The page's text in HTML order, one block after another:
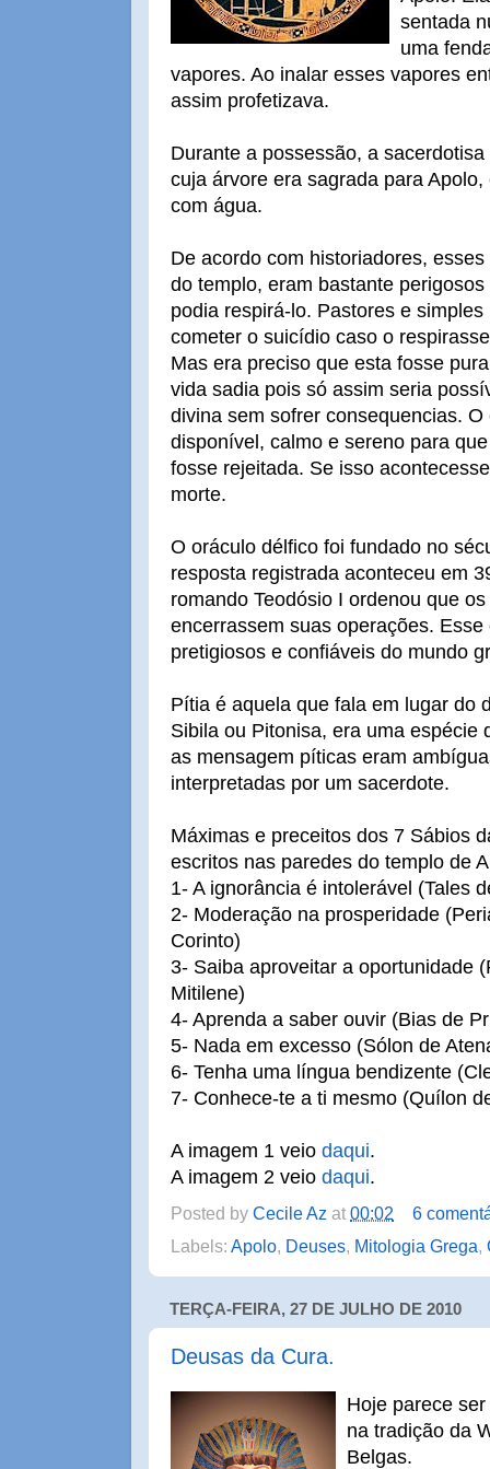
sentada
uma
vapores. Ao inalar esses vapores
assim profetizava.
Durante a possessão, a
cuja árvore era sagrada para
com água.
De acordo com historiadores,
do templo, eram bastante
podia respirá-lo. Pastores e
cometer o suicídio caso o
Mas era preciso que esta fosse
vida sadia pois só assim seria
divina sem sofrer consequencias.
disponível, calmo e sereno para
fosse rejeitada. Se isso
morte.
O oráculo délfico foi fundado no
resposta registrada aconteceu em
romando Teodósio I ordenou que
encerrassem suas operações.
pretigiosos e confiáveis do mundo
Pítia é aquela que fala em lugar do
Sibila ou Pitonisa, era uma espécie
as mensagem píticas eram
interpretadas por um sacerdote.
Máximas e preceitos dos 7 Sábios
escritos nas paredes do templo de
1- A ignorância é intolerável (Tales
2- Moderação na prosperidade
Corinto)
3- Saiba aproveitar a oportunidade
Mitilene)
4- Aprenda a saber ouvir (Bias de
5- Nada em excesso (Sólon de
6- Tenha uma língua bendizente
7- Conhece-te a ti mesmo (Quílon
A imagem 1 veio daqui.
A imagem 2 veio daqui.
Posted by Cecile Az at 00:02
6
Labels: Apolo, Deuses, Mitologia Grega,
TERÇA-FEIRA, 27 DE JULHO DE 2010
Deusas da Cura.
Hoje parece
na tradição da
Belgas.